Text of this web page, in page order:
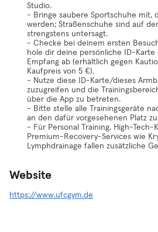
Studio.
- Bringe saubere Sportschuhe mit,
werden; Straßenschuhe sind auf
strengstens untersagt.
- Checke bei deinem ersten
hole dir deine persönliche ID-Karte
Empfang ab (erhältlich gegen
Kaufpreis von 5 €).
- Nutze diese ID-Karte/dieses
zuzugreifen und die
über die App zu betreten.
- Bitte stelle alle Trainingsgeräte
an den dafür vorgesehenen Platz
- Für Personal Training, High-Tech-
Premium-Recovery-Services wie
Lymphdrainage fallen zusätzliche
Website
https://www.ufcgym.de